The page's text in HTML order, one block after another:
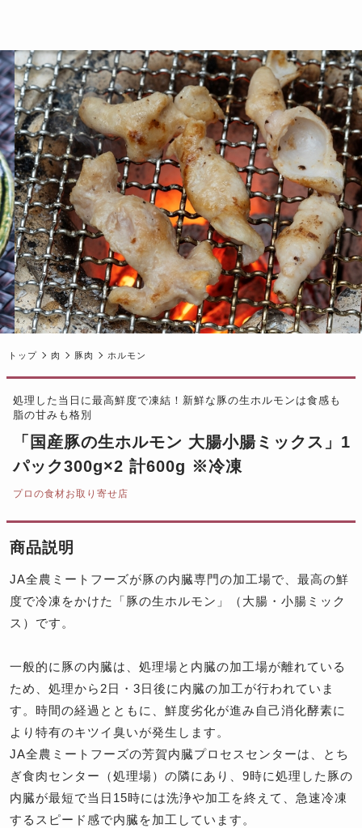
トップ 肉 豚肉 ホルモン
処理した当日に最高鮮度で凍結！新鮮な豚の生ホルモンは食感も
脂の甘みも格別
「国産豚の生ホルモン 大腸小腸ミックス」1
パック300g×2 計600g ※冷凍
プロの食材お取り寄せ店
商品説明
JA全農ミートフーズが豚の内臓専門の加工場で、最高の鮮
度で冷凍をかけた「豚の生ホルモン」（大腸・小腸ミック
ス）です。
一般的に豚の内臓は、処理場と内臓の加工場が離れている
ため、処理から2日・3日後に内臓の加工が行われていま
す。時間の経過とともに、鮮度劣化が進み自己消化酵素に
より特有のキツイ臭いが発生します。
JA全農ミートフーズの芳賀内臓プロセスセンターは、とち
ぎ食肉センター（処理場）の隣にあり、9時に処理した豚の
内臓が最短で当日15時には洗浄や加工を終えて、急速冷凍
するスピード感で内臓を加工しています。